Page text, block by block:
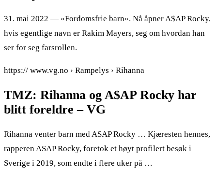
31. mai 2022 — «Fordomsfrie barn». Nå åpner A$AP Rocky,
hvis egentlige navn er Rakim Mayers, seg om hvordan han
ser for seg farsrollen.
https:// www.vg.no › Rampelys › Rihanna
TMZ: Rihanna og A$AP Rocky har
blitt foreldre – VG
Rihanna venter barn med ASAP Rocky … Kjæresten hennes,
rapperen ASAP Rocky, foretok et høyt profilert besøk i
Sverige i 2019, som endte i flere uker på …